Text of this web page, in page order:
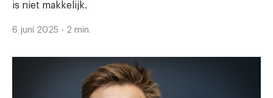
is niet makkelijk.
6 juni 2025 - 2 min.